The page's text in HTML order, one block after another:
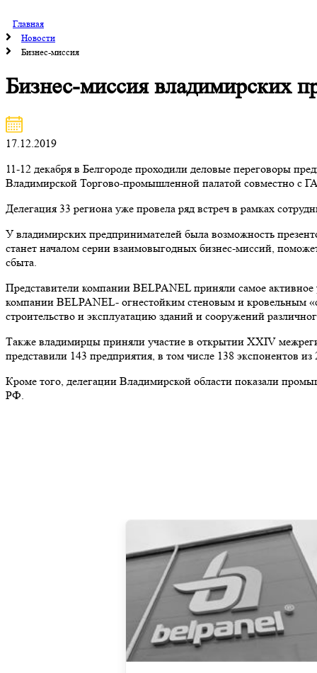
Главная
Новости
Бизнес-миссия
Бизнес-миссия владимирских
17.12.2019
11-12 декабря в Белгороде проходили деловые переговоры
Владимирской Торгово-промышленной палатой совместно с
Делегация 33 региона уже провела ряд встреч в рамках
У владимирских предпринимателей была возможность
станет началом серии взаимовыгодных бизнес-миссий,
сбыта.
Представители компании BELPANEL приняли самое
компании BELPANEL- огнестойким стеновым и кровельным
строительство и эксплуатацию зданий и сооружений
Также владимирцы приняли участие в открытии XXIV
представили 143 предприятия, в том числе 138 экспонентов
Кроме того, делегации Владимирской области показали
РФ.